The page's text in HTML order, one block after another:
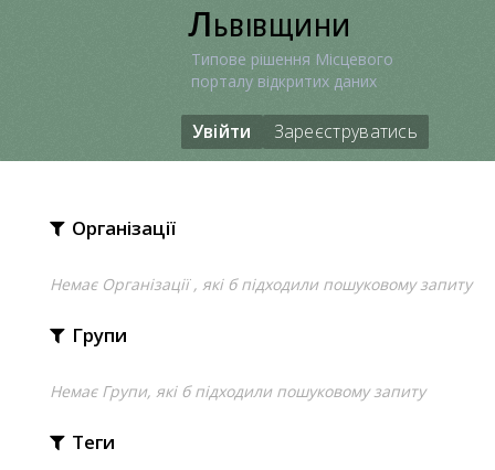
Львівщини
Типове рішення Місцевого
порталу відкритих даних
Увійти Зареєструватись
Організації
Немає Організації , які б підходили пошуковому запиту
Групи
Немає Групи, які б підходили пошуковому запиту
Теги